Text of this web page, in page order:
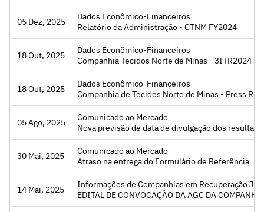
05 Dez, 2025
Dados Econômico-Financeiros
Relatório da Administração - CTNM FY2024
Acessar
18 Out, 2025
Dados Econômico-Financeiros
Companhia Tecidos Norte de Minas - 3ITR2024
Acessar
18 Out, 2025
Dados Econômico-Financeiros
Companhia de Tecidos Norte de Minas - Press
Acessar
05 Ago, 2025
Comunicado ao Mercado
Nova previsão de data de divulgação dos
Acessar
30 Mai, 2025
Comunicado ao Mercado
Atraso na entrega do Formulário de Referência
Acessar
14 Mai, 2025
Informações de Companhias em Recuperação
EDITAL DE CONVOCAÇÃO DA AGC DA
Acessar